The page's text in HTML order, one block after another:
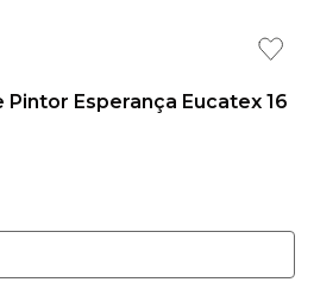
Esperança Eucatex 16